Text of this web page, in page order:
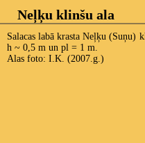
Neļķu klinšu ala
Salacas labā krasta Neļķu
h ~ 0,5 m un pl = 1 m.
Alas foto: I.K. (2007.g.)